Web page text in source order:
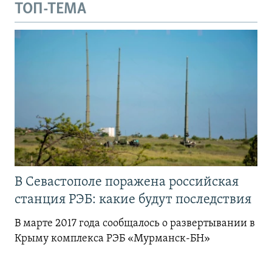
ТОП-ТЕМА
В Севастополе поражена российская
станция РЭБ: какие будут последствия
В марте 2017 года сообщалось о развертывании в
Крыму комплекса РЭБ «Мурманск-БН»